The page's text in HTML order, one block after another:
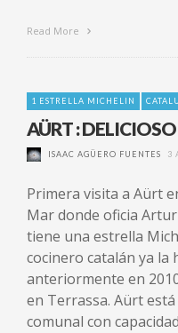
Read More
1 ESTRELLA MICHELIN
AÜRT : DELICIOSO
ISAAC AGÜERO FUENTES 3
Primera visita a Aürt
Mar donde oficia
tiene una estrella
cocinero catalán ya la
anteriormente en
en Terrassa. Aürt
comunal con